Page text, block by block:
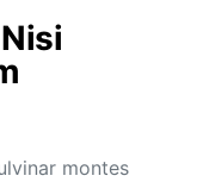
montes